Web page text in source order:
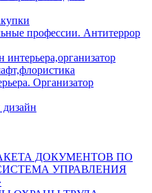
профессии. Антитеррор
Организатор
ДОКУМЕНТОВ ПО
УПРАВЛЕНИЯ